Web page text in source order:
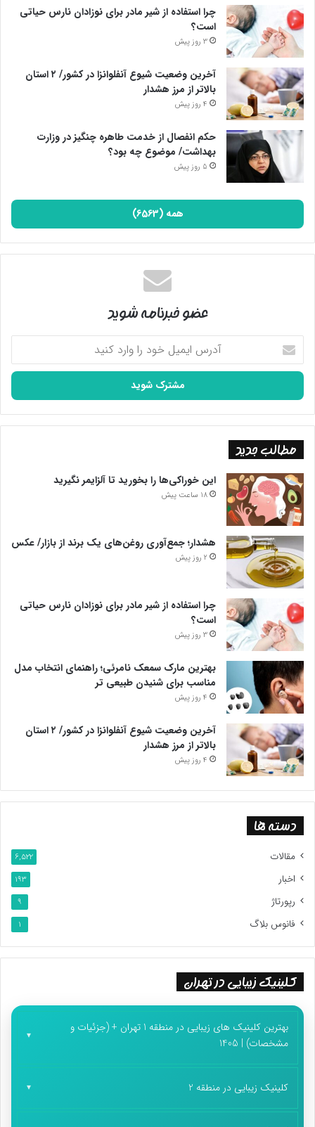
چرا استفاده از شیر مادر برای نوزادان نارس حیاتی
است؟
3 روز پیش
آخرین وضعیت شیوع آنفلوانزا در کشور/ ۲ استان
بالاتر از مرز هشدار
4 روز پیش
حکم انفصال از خدمت طاهره چنگیز در وزارت
بهداشت/ موضوع چه بود؟
5 روز پیش
همه (6563)
عضو خبرنامه شوید
آدرس
ایمیل
خود
وارد
کنید
مطالب جدید
این خوراکی‌ها را بخورید تا آلزایمر نگیرید
18 ساعت پیش
هشدار؛ جمع‌آوری روغن‌های یک برند از بازار/ عکس
2 روز پیش
چرا استفاده از شیر مادر برای نوزادان نارس حیاتی
است؟
3 روز پیش
بهترین مارک سمعک نامرئی؛ راهنمای انتخاب مدل
مناسب برای شنیدن طبیعی تر
4 روز پیش
آخرین وضعیت شیوع آنفلوانزا در کشور/ ۲ استان
بالاتر از مرز هشدار
4 روز پیش
دسته ها
مقالات 6,522
اخبار 193
رپورتاژ 9
فانوس بلاگ 1
کلینیک زیبایی در تهران
بهترین کلینیک های زیبایی در منطقه 1 تهران + (جزئیات و
مشخصات) | 1405
کلینیک زیبایی در منطقه 2